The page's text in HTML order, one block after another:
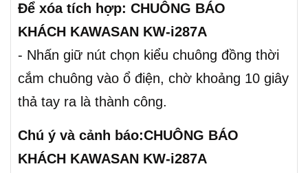
Để xóa tích hợp: CHUÔNG BÁO
KHÁCH KAWASAN KW-i287A
- Nhấn giữ nút chọn kiểu chuông đồng thời
cắm chuông vào ổ điện, chờ khoảng 10 giây
thả tay ra là thành công.
Chú ý và cảnh báo:CHUÔNG BÁO
KHÁCH KAWASAN KW-i287A